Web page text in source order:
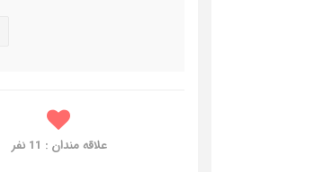
علاقه مندان : 11 نفر